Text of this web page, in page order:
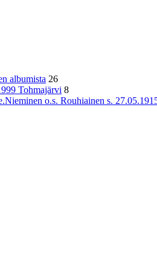
albumista 26
Tohmajärvi 8
o.s. Rouhiainen s.